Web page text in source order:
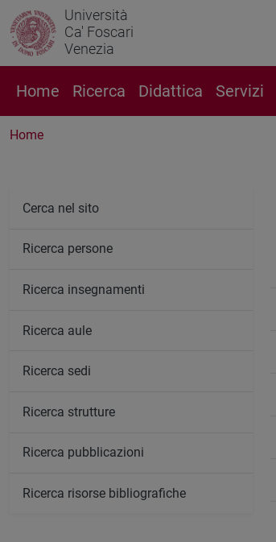
Università
Ca' Foscari
Venezia
Home Ricerca Didattica Servizi
Home
Cerca nel sito
Ricerca persone
Ricerca insegnamenti
Ricerca aule
Ricerca sedi
Ricerca strutture
Ricerca pubblicazioni
Ricerca risorse bibliografiche